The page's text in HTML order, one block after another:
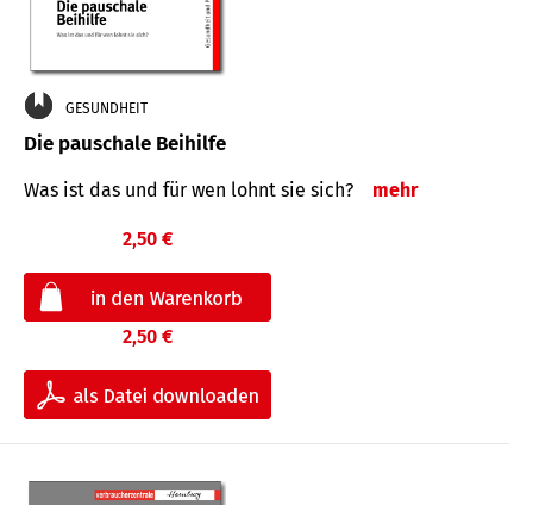
GESUNDHEIT
Die pauschale Beihilfe
Was ist das und für wen lohnt sie sich? mehr
2,50 €
2,50 €